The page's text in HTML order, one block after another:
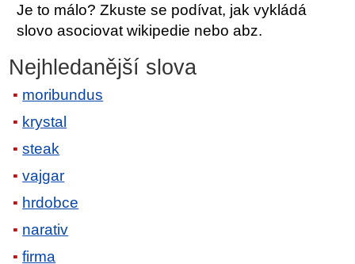
Je to málo? Zkuste se podívat, jak vykládá
slovo asociovat wikipedie nebo abz.
Nejhledanější slova
moribundus
krystal
steak
vajgar
hrdobce
narativ
firma